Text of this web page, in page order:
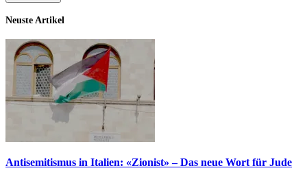
Neuste Artikel
Antisemitismus in Italien: «Zionist» – Das neue Wort für Jude